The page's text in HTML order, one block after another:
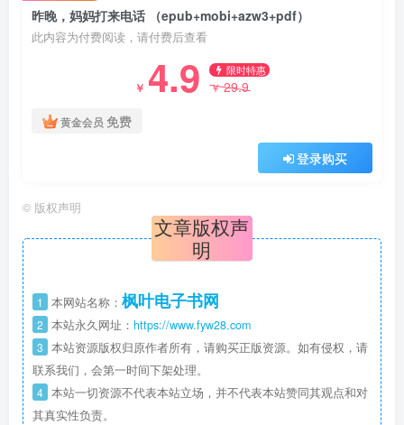
昨晚，妈妈打来电话 （epub+mobi+azw3+pdf）
此内容为付费阅读，请付费后查看
￥ 4.9 限时特惠
￥29.9
黄金会员 免费
登录购买
© 版权声明
文章版权声
明
1 本网站名称： 枫叶电子书网
2 本站永久网址： https://www.fyw28.com
3 本站资源版权归原作者所有，请购买正版资源。如有侵权，请
联系我们，会第一时间下架处理。
4 本站一切资源不代表本站立场，并不代表本站赞同其观点和对
其真实性负责。